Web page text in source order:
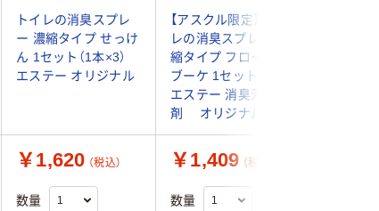
トイレの消臭スプレ
ー 濃縮タイプ せっけ
ん 1セット（1本×3）
エステー オリジナル
【アスクル限定】トイ
レの消臭スプレー 濃
縮タイプ フローラル
ブーケ 1セット（3本）
エステー 消臭芳香
剤 オリジナル
￥1,620 （税込）
数量
￥1,409 （税込）
数量